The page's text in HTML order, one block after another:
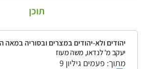
תוכן
יהודים ולא-יהודים במצרים ובסוריה
יעקב מ' לנדאו, משה מעוז
מתוך: פעמים גיליון 9